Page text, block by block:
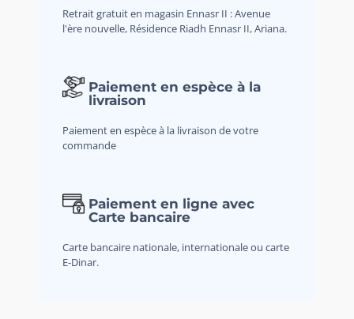
Retrait gratuit en magasin Ennasr II : Avenue
l'ère nouvelle, Résidence Riadh Ennasr II, Ariana.
Paiement en espèce à la
livraison
Paiement en espèce à la livraison de votre
commande
Paiement en ligne avec
Carte bancaire
Carte bancaire nationale, internationale ou carte
E-Dinar.